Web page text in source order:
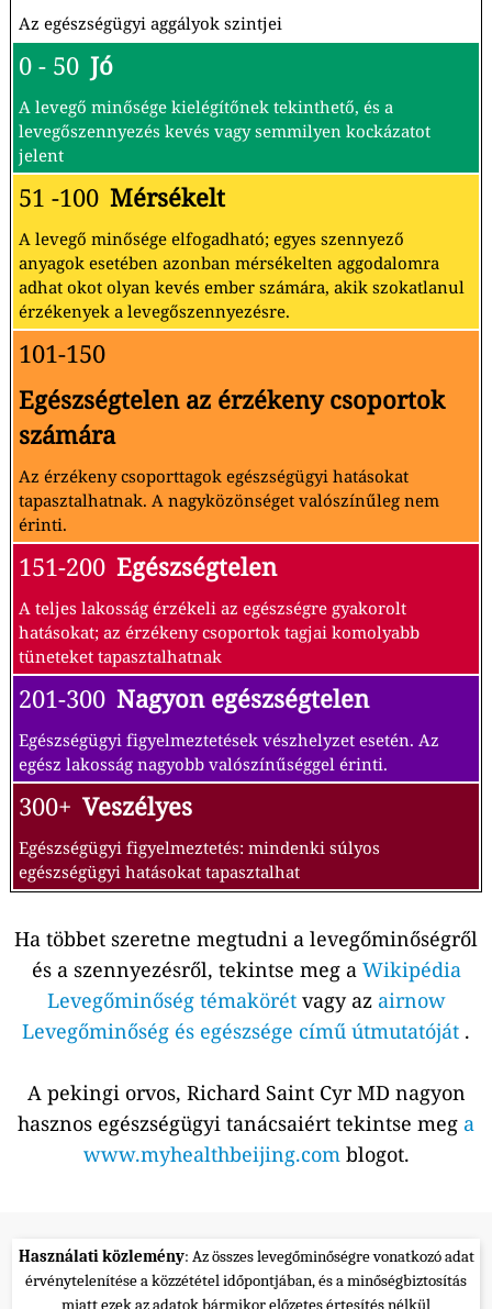
Az egészségügyi aggályok szintjei
0 - 50 Jó
A levegő minősége kielégítőnek tekinthető, és a
levegőszennyezés kevés vagy semmilyen kockázatot
jelent
51 -100 Mérsékelt
A levegő minősége elfogadható; egyes szennyező
anyagok esetében azonban mérsékelten aggodalomra
adhat okot olyan kevés ember számára, akik szokatlanul
érzékenyek a levegőszennyezésre.
101-150
Egészségtelen az érzékeny csoportok
számára
Az érzékeny csoporttagok egészségügyi hatásokat
tapasztalhatnak. A nagyközönséget valószínűleg nem
érinti.
151-200 Egészségtelen
A teljes lakosság érzékeli az egészségre gyakorolt
hatásokat; az érzékeny csoportok tagjai komolyabb
tüneteket tapasztalhatnak
201-300 Nagyon egészségtelen
Egészségügyi figyelmeztetések vészhelyzet esetén. Az
egész lakosság nagyobb valószínűséggel érinti.
300+ Veszélyes
Egészségügyi figyelmeztetés: mindenki súlyos
egészségügyi hatásokat tapasztalhat
Ha többet szeretne megtudni a levegőminőségről
és a szennyezésről, tekintse meg a Wikipédia
Levegőminőség témakörétvagy az airnow
Levegőminőség és egészsége című útmutatóját .
A pekingi orvos, Richard Saint Cyr MD nagyon
hasznos egészségügyi tanácsaiért tekintse meg a
www.myhealthbeijing.comblogot.
Használati közlemény: Az összes levegőminőségre vonatkozó adat
érvénytelenítése a közzététel időpontjában, és a minőségbiztosítás
miatt ezek az adatok bármikor előzetes értesítés nélkül